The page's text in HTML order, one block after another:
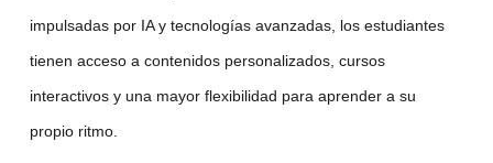
impulsadas por IA y tecnologías avanzadas, los estudiantes
tienen acceso a contenidos personalizados, cursos
interactivos y una mayor flexibilidad para aprender a su
propio ritmo.